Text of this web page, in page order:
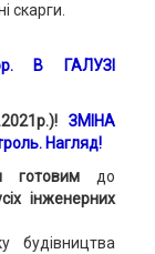
скарги.
В ГАЛУЗІ
ЗМІНА
Нагляд!
готовим до
інженерних
будівництва